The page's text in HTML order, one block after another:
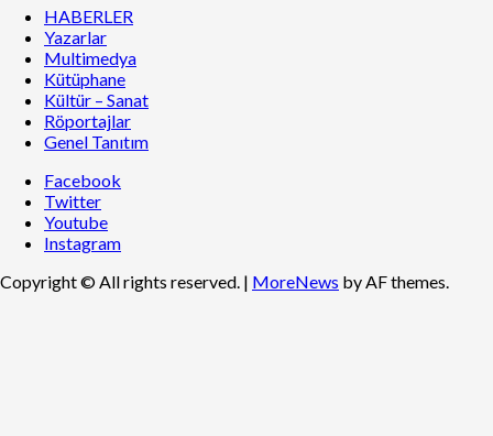
HABERLER
Yazarlar
Multimedya
Kütüphane
Kültür – Sanat
Röportajlar
Genel Tanıtım
Facebook
Twitter
Youtube
Instagram
Copyright © All rights reserved. | MoreNews by AF themes.